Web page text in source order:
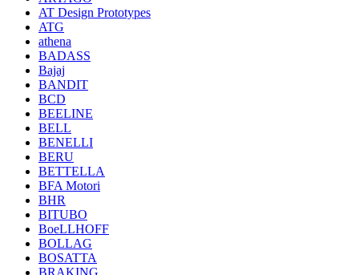
AT Design Prototypes
ATG
athena
BADASS
Bajaj
BANDIT
BCD
BEELINE
BELL
BENELLI
BERU
BETTELLA
BFA Motori
BHR
BITUBO
BoeLLHOFF
BOLLAG
BOSATTA
BRAKING